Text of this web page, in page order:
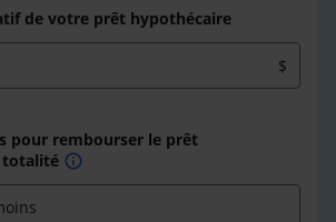
de votre prêt hypothécaire
$
pour rembourser le prêt
totalité info